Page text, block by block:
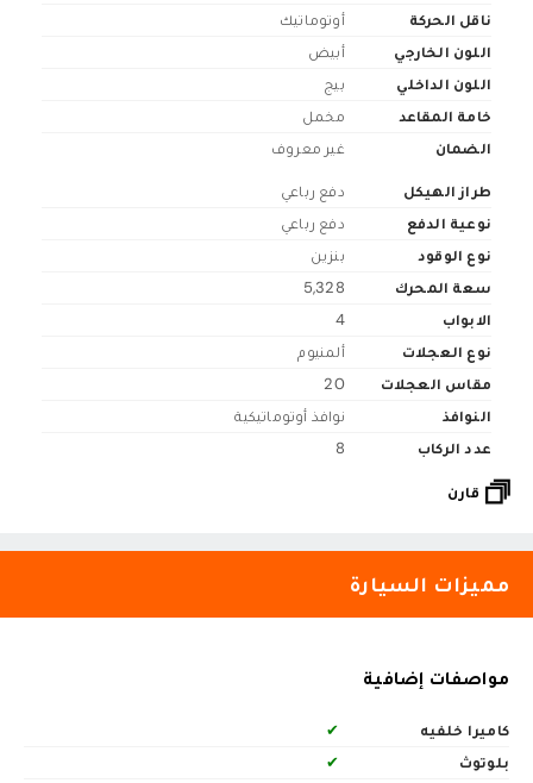
ناقل الحركة
أوتوماتيك
اللون الخارجي
أبيض
اللون الداخلي
بيج
خامة المقاعد
مخمل
الضمان
غير معروف
طراز الهيكل
دفع رباعي
نوعية الدفع
دفع رباعي
نوع الوقود
بنزين
سعة المحرك
5,328
الابواب
4
نوع العجلات
ألمنيوم
مقاس العجلات
20
النوافذ
نوافذ أوتوماتيكية
عدد الركاب
8
قارن
مميزات السيارة
مواصفات إضافية
كاميرا خلفيه
✔
بلوتوث
✔